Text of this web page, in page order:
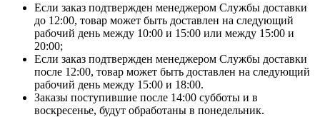
Если заказ подтвержден менеджером Службы доставки
до 12:00, товар может быть доставлен на следующий
рабочий день между 10:00 и 15:00 или между 15:00 и
20:00;
Если заказ подтвержден менеджером Службы доставки
после 12:00, товар может быть доставлен на следующий
рабочий день между 15:00 и 18:00.
Заказы поступившие после 14:00 субботы и в
воскресенье, будут обработаны в понедельник.